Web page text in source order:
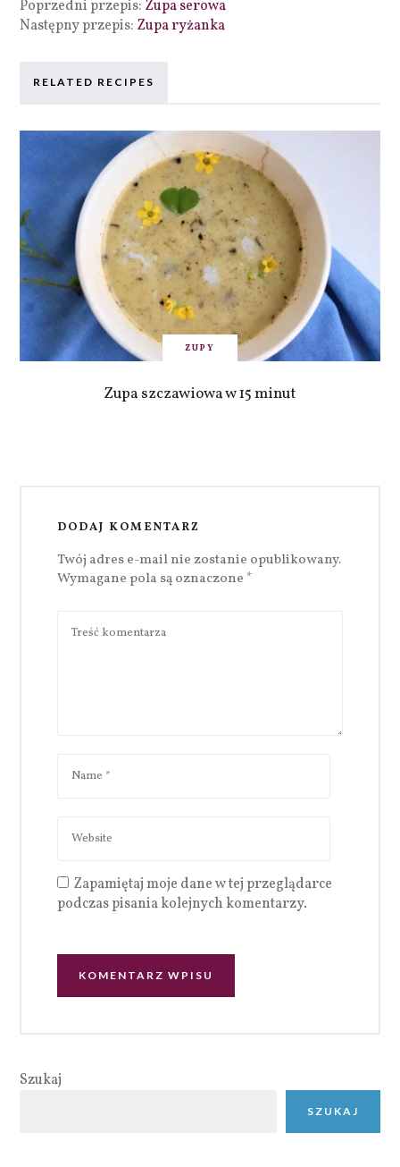
Poprzedni przepis: Zupa serowa
Następny przepis: Zupa ryżanka
RELATED RECIPES
ZUPY
Zupa szczawiowa w 15 minut
DODAJ KOMENTARZ
Twój adres e-mail nie zostanie opublikowany.
Wymagane pola są oznaczone *
Zapamiętaj moje dane w tej przeglądarce
podczas pisania kolejnych komentarzy.
Szukaj
SZUKAJ